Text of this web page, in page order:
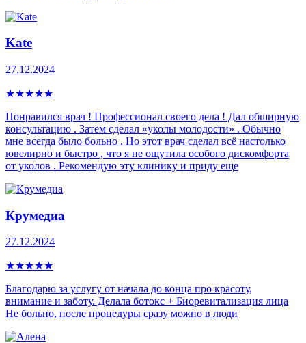
Kate
27.12.2024
★★★★★
Понравился врач ! Профессионал своего дела ! Дал обширную
консультацию . Затем сделал «уколы молодости» . Обычно
мне всегда было больно . Но этот врач сделал всё настолько
ювелирно и быстро , что я не ощутила особого дискомфорта
от уколов . Рекомендую эту клинику и приду еще
Крумедиа
27.12.2024
★★★★★
Благодарю за услугу от начала до конца про красоту,
внимание и заботу. Делала ботокс + Биоревитализация лица
Не больно, после процедуры сразу можно в люди